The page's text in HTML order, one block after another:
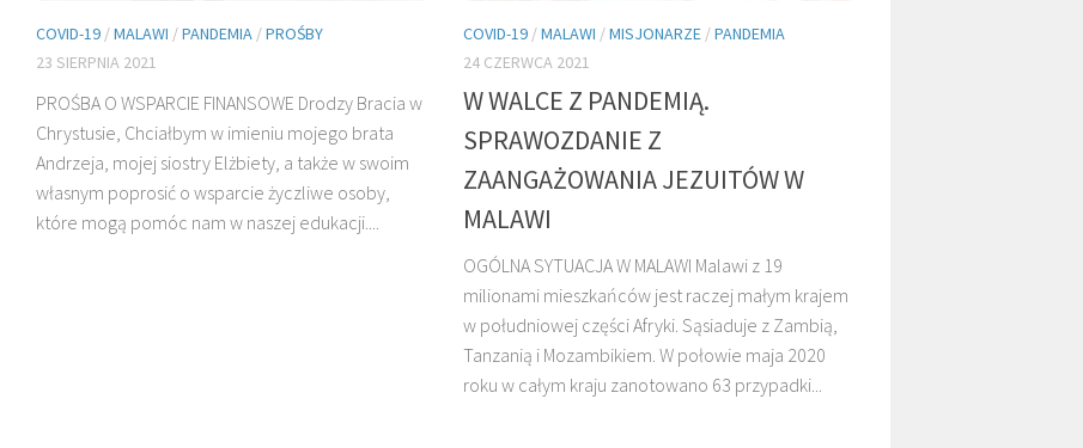
COVID-19 /MALAWI /PANDEMIA /PROŚBY
23 SIERPNIA 2021
PROŚBA O WSPARCIE FINANSOWE Drodzy Bracia w
Chrystusie, Chciałbym w imieniu mojego brata
Andrzeja, mojej siostry Elżbiety, a także w swoim
własnym poprosić o wsparcie życzliwe osoby,
które mogą pomóc nam w naszej edukacji....
COVID-19 /MALAWI /MISJONARZE /PANDEMIA
24 CZERWCA 2021
W WALCE Z PANDEMIĄ.
SPRAWOZDANIE Z
ZAANGAŻOWANIA JEZUITÓW W
MALAWI
OGÓLNA SYTUACJA W MALAWI Malawi z 19
milionami mieszkańców jest raczej małym krajem
w południowej części Afryki. Sąsiaduje z Zambią,
Tanzanią i Mozambikiem. W połowie maja 2020
roku w całym kraju zanotowano 63 przypadki...